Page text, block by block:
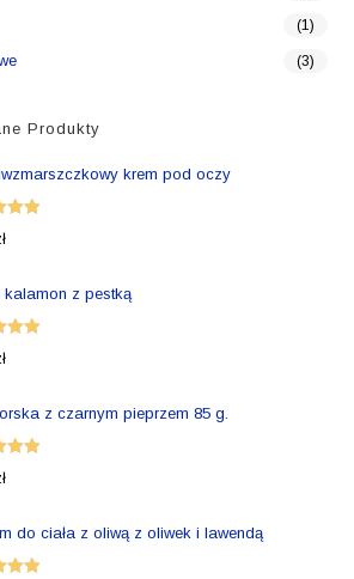
(1)
(3)
Produkty
krem pod oczy
kalamon z pestką
z czarnym pieprzem 85 g.
do ciała z oliwą z oliwek i lawendą